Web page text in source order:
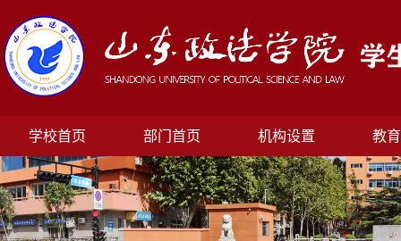
学校首页 部门首页 机构设置 教